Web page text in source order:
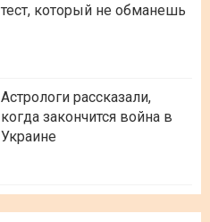
тест, который не обманешь
Астрологи рассказали,
когда закончится война в
Украине